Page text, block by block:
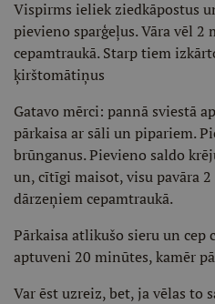
Vispirms ieliek ziedkāpostus
pievieno sparģeļus. Vāra vēl
cepamtraukā. Starp tiem
ķirštomātiņus
Gatavo mērci: pannā sviestā
pārkaisa ar sāli un pipariem.
brūnganus. Pievieno saldo
un, cītīgi maisot, visu pavāra
dārzeņiem cepamtraukā.
Pārkaisa atlikušo sieru un cep
aptuveni 20 minūtes, kamēr
Var ēst uzreiz, bet, ja vēlas to